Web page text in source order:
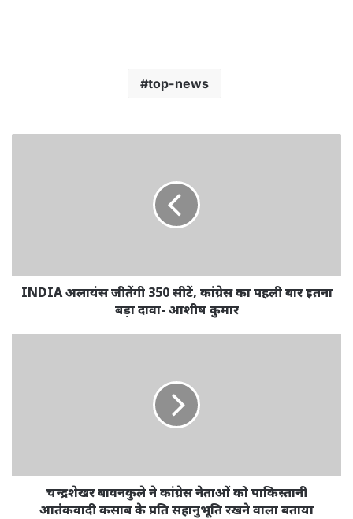
top-news
INDIA अलायंस जीतेंगी 350 सीटें, कांग्रेस का पहली बार इतना
बड़ा दावा- आशीष कुमार
चन्द्रशेखर बावनकुले ने कांग्रेस नेताओं को पाकिस्तानी
आतंकवादी कसाब के प्रति सहानुभूति रखने वाला बताया